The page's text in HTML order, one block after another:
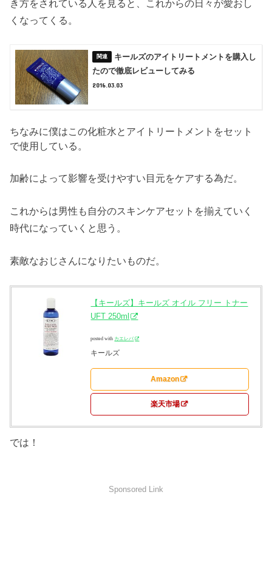
き方をされている人を見ると、これからの日々が愛おし
くなってくる。
キールズのアイトリートメントを購入し
たので徹底レビューしてみる
2016.03.03
ちなみに僕はこの化粧水とアイトリートメントをセット
で使用している。
加齢によって影響を受けやすい目元をケアする為だ。
これからは男性も自分のスキンケアセットを揃えていく
時代になっていくと思う。
素敵なおじさんになりたいものだ。
【キールズ】キールズ オイル フリー トナー
UFT 250ml
posted with カエレバ
キールズ
Amazon
楽天市場
では！
Sponsored Link